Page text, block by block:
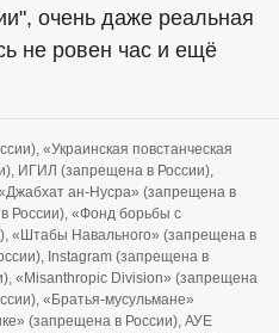
очень даже реальная
не ровен час и ещё
«Украинская повстанческая
ИГИЛ (запрещена в России),
ан-Нусра» (запрещена в
России), «Фонд борьбы с
«Штабы Навального» (запрещена в
Instagram (запрещена в
«Misanthropic Division» (запрещена
«Братья-мусульмане»
(запрещена в России), АУЕ